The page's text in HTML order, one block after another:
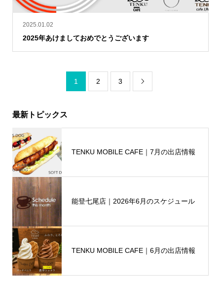
2025.01.02
2025年あけましておめでとうございます
1 2 3 
最新トピックス
TENKU MOBILE CAFE｜7月の出店情報
能登七尾店｜2026年6月のスケジュール
TENKU MOBILE CAFE｜6月の出店情報